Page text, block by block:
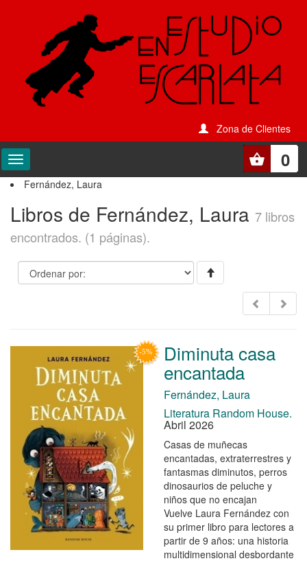
Zona de Clientes
0
Fernández, Laura
Libros de Fernández, Laura 7 libros
encontrados. (1 páginas).
Diminuta casa
encantada
Fernández, Laura
Literatura Random House.
Abril 2026
Casas de muñecas
encantadas, extraterrestres y
fantasmas diminutos, perros
dinosaurios de peluche y
niños que no encajan
Vuelve Laura Fernández con
su primer libro para lectores a
partir de 9 años: una historia
multidimensional desbordante